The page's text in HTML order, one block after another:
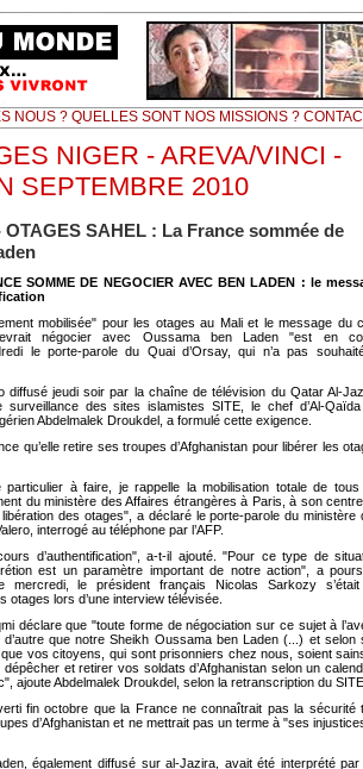
NOUS ? QUELLES SONT NOS MISSIONS ?
NIGER - AREVA/VINCI -
SEPTEMBRE 2010
OTAGES SAHEL : La France sommée de
SOMME DE NEGOCIER AVEC BEN LADEN : le
mobilisée" pour les otages au Mali et le message du
négocier avec Oussama ben Laden "est en
le porte-parole du Quai d’Orsay, qui n’a pas
diffusé jeudi soir par la chaîne de télévision du Qatar Al-
des sites islamistes SITE, le chef d’Al-
Abdelmalek Droukdel, a formulé cette exigence.
qu’elle retire ses troupes d’Afghanistan pour libérer les
particulier à faire, je rappelle la mobilisation totale de tous
du ministère des Affaires étrangères à Paris, à son
des otages", a déclaré le porte-parole du ministère
interrogé au téléphone par l’AFP.
d’authentification", a-t-il ajouté. "Pour ce type de
est un paramètre important de notre action", a
le président français Nicolas Sarkozy
otages lors d’une interview télévisée.
déclare que "toute forme de négociation sur ce sujet à
que notre Sheikh Oussama ben Laden (...) et selon
vos citoyens, qui sont prisonniers chez nous, soient
et retirer vos soldats d’Afghanistan selon un
ajoute Abdelmalek Droukdel, selon la retranscription du
fin octobre que la France ne connaîtrait pas la sécurité
d’Afghanistan et ne mettrait pas un terme à "ses
également diffusé sur al-Jazira, avait été interprété par